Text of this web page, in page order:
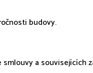
budovy.
a